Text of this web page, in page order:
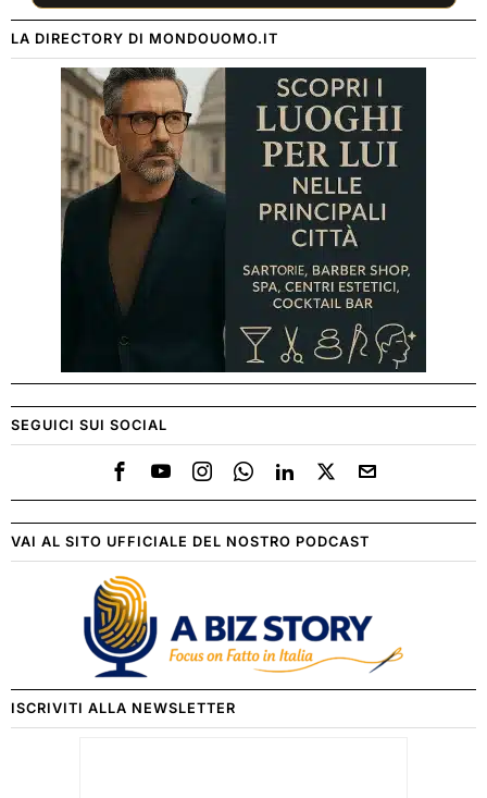
LA DIRECTORY DI MONDOUOMO.IT
SEGUICI SUI SOCIAL
VAI AL SITO UFFICIALE DEL NOSTRO PODCAST
ISCRIVITI ALLA NEWSLETTER